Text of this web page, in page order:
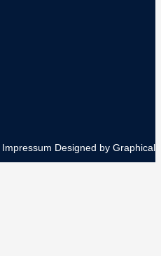
Impressum Designed by Graphical